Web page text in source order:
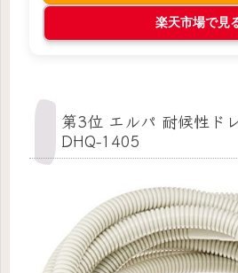
楽天市場で見
第3位 エルパ 耐候性ド
DHQ-1405